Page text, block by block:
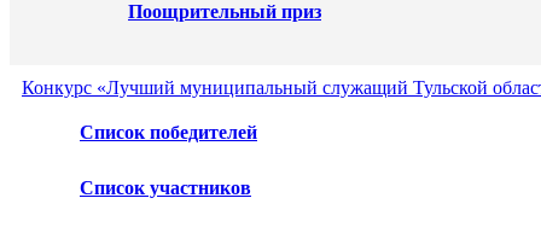
Поощрительный приз
Конкурс «Лучший муниципальный служащий Тульской
Список победителей
Список участников